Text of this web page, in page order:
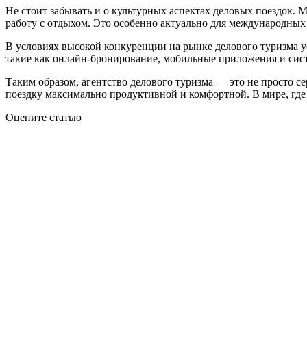
Не стоит забывать и о культурных аспектах деловых поездок.
работу с отдыхом. Это особенно актуально для
В условиях высокой конкуренции на рынке делового туризма
такие как онлайн-бронирование, мобильные приложения и
Таким образом, агентство делового туризма — это не просто
поездку максимально продуктивной и комфортной. В мире,
Оцените статью